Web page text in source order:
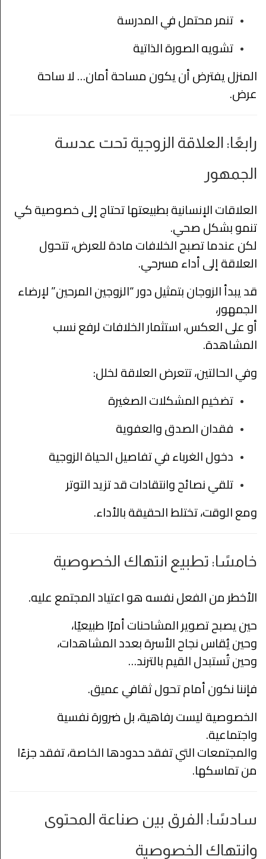
تنمر محتمل في المدرسة
تشويه الصورة الذاتية
المنزل يفترض أن يكون مساحة أمان… لا ساحة
عرض.
رابعًا: العلاقة الزوجية تحت عدسة
الجمهور
العلاقات الإنسانية بطبيعتها تحتاج إلى خصوصية كي
تنمو بشكل صحي.
لكن عندما تصبح الخلافات مادة للعرض، تتحول
العلاقة إلى أداء مسرحي.
قد يبدأ الزوجان بتمثيل دور “الزوجين المرحين” لإرضاء
الجمهور،
أو على العكس، استثمار الخلافات لرفع نسب
المشاهدة.
وفي الحالتين، تتعرض العلاقة لخلل:
تضخيم المشكلات الصغيرة
فقدان الصدق والعفوية
دخول الغرباء في تفاصيل الحياة الزوجية
تلقي نصائح وانتقادات قد تزيد التوتر
ومع الوقت، تختلط الحقيقة بالأداء.
خامسًا: تطبيع انتهاك الخصوصية
الأخطر من الفعل نفسه هو اعتياد المجتمع عليه.
حين يصبح تصوير المشاحنات أمرًا طبيعيًا،
وحين يُقاس نجاح الأسرة بعدد المشاهدات،
وحين تُستبدل القيم بالترند…
فإننا نكون أمام تحول ثقافي عميق.
الخصوصية ليست رفاهية، بل ضرورة نفسية
واجتماعية.
والمجتمعات التي تفقد حدودها الخاصة، تفقد جزءًا
من تماسكها.
سادسًا: الفرق بين صناعة المحتوى
وانتهاك الخصوصية